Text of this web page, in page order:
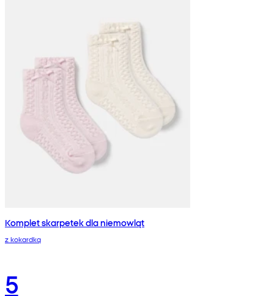
Komplet skarpetek dla niemowląt
z kokardką
5